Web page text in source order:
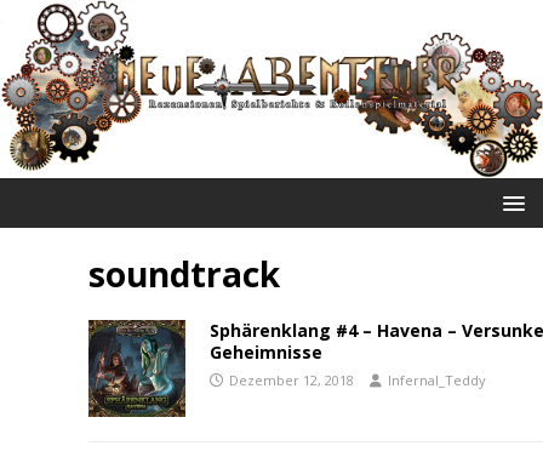
soundtrack
Sphärenklang #4 – Havena –
Geheimnisse
Dezember 12, 2018 Infernal_Teddy